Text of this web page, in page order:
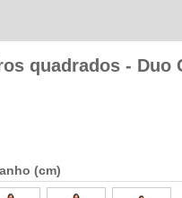
quadrados - Duo
(cm)